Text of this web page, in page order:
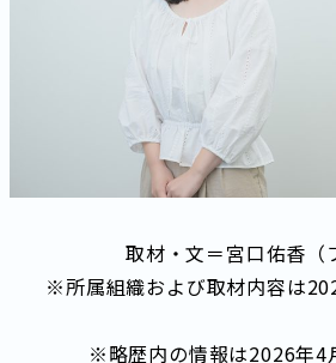
取材・文＝宮口佑香（
※所属組織および取材内容は
※略歴内の情報は2026年4